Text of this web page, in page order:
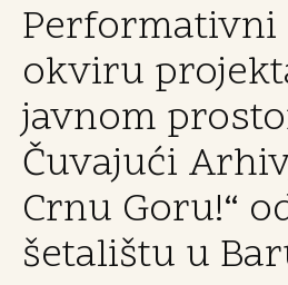
Performativni
okviru
javnom
Čuvajući
Crnu Goru!“
šetalištu u